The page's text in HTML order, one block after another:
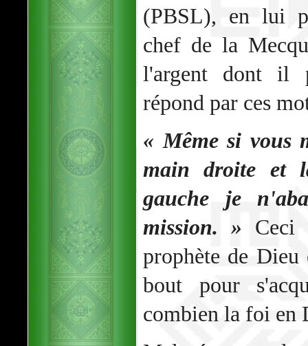
(PBSL), en lui
chef de la
l'argent dont il
répond par ces
« Même si vous
main droite et
gauche je
mission. » Ceci
prophète de
bout pour
combien la foi en